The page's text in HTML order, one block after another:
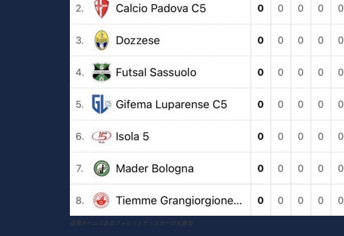
提携チームであるフォルリとサッスオーロも参加